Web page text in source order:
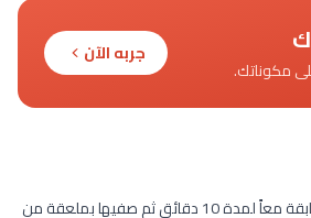
مكوناتك.
جربه الآن
اغلى كل المقادير السابقة معاً لمدة 10 دقائق ثم صفيها بملعقة من